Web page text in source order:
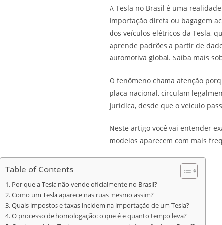
A Tesla no Brasil é uma
importação direta ou bagagem
dos veículos elétricos da Tesla,
aprende padrões a partir de
automotiva global. Saiba mais
O fenômeno chama atenção
placa nacional, circulam
jurídica, desde que o veículo
Neste artigo você vai entender
modelos aparecem com mais
Table of Contents
Por que a Tesla não vende oficialmente no Brasil?
Como um Tesla aparece nas ruas mesmo assim?
Quais impostos e taxas incidem na importação de um Tesla?
O processo de homologação: o que é e quanto tempo leva?